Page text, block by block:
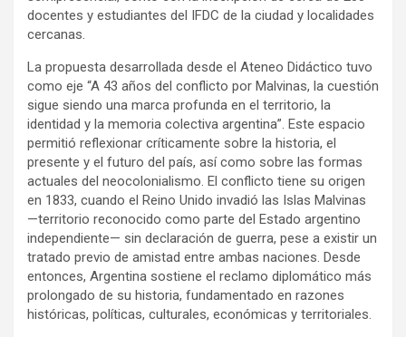
docentes y estudiantes del IFDC de la ciudad y localidades
cercanas.
La propuesta desarrollada desde el Ateneo Didáctico tuvo
como eje “A 43 años del conflicto por Malvinas, la cuestión
sigue siendo una marca profunda en el territorio, la
identidad y la memoria colectiva argentina”. Este espacio
permitió reflexionar críticamente sobre la historia, el
presente y el futuro del país, así como sobre las formas
actuales del neocolonialismo. El conflicto tiene su origen
en 1833, cuando el Reino Unido invadió las Islas Malvinas
—territorio reconocido como parte del Estado argentino
independiente— sin declaración de guerra, pese a existir un
tratado previo de amistad entre ambas naciones. Desde
entonces, Argentina sostiene el reclamo diplomático más
prolongado de su historia, fundamentado en razones
históricas, políticas, culturales, económicas y territoriales.